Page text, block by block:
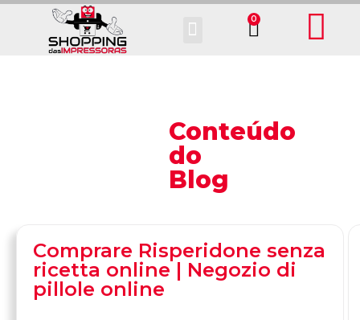
Conteúdo
do
Blog
Comprare Risperidone senza
ricetta online | Negozio di
pillole online